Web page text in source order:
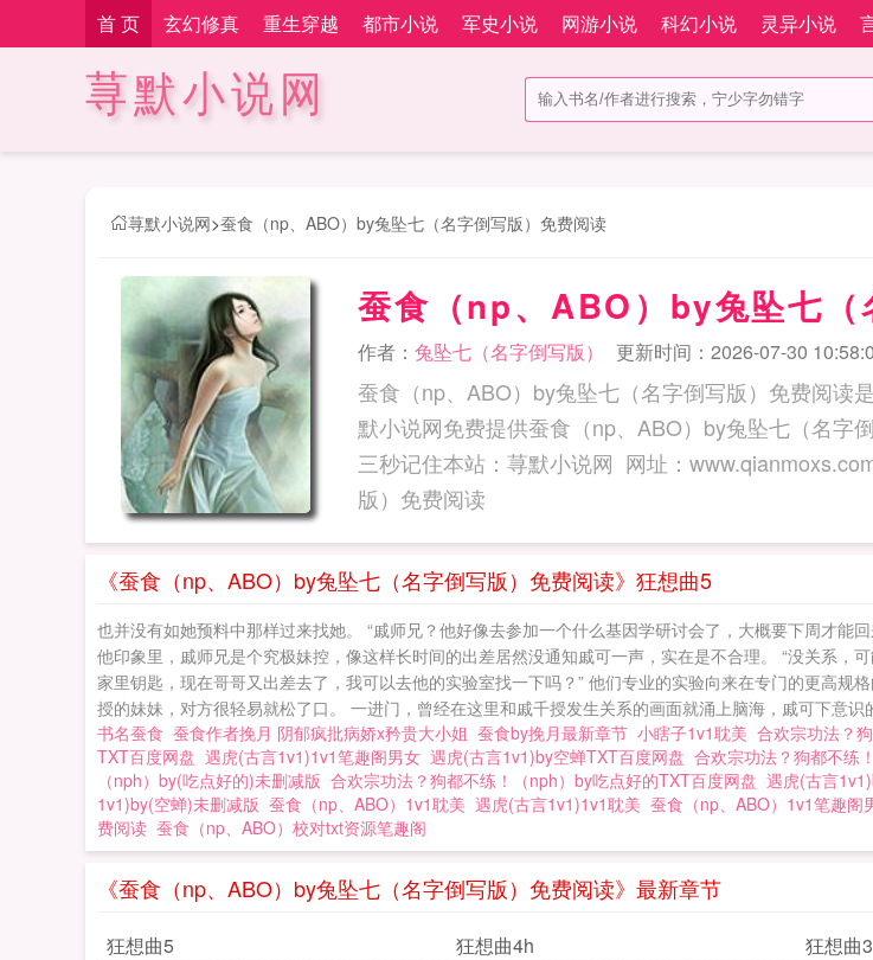
首 页 玄幻修真 重生穿越 都市小说 军史小说 网游小说 科幻小说 灵异小说
荨默小说网
荨默小说网>蚕食（np、ABO）by兔坠七（名字倒写版）免费阅读
蚕食（np、ABO）by兔坠七（
作者： 兔坠七（名字倒写版） 更新时间：2026-07-30
蚕食（np、ABO）by兔坠七（名字倒写版）免费阅读
默小说网免费提供蚕食（np、ABO）by兔坠七（名字
三秒记住本站：荨默小说网 网址：www.qianmoxs.com 蚕食（np、ABO）by兔坠七（名字倒
版）免费阅读
《蚕食（np、ABO）by兔坠七（名字倒写版）免费阅读》狂想曲5
也并没有如她预料中那样过来找她。 “戚师兄？他好像去参加一个什么基因学研讨会了，大概要下周才
他印象里，戚师兄是个究极妹控，像这样长时间的出差居然没通知戚可一声，实在是不合理。 “没关系，
家里钥匙，现在哥哥又出差去了，我可以去他的实验室找一下吗？” 他们专业的实验向来在专门的更高
授的妹妹，对方很轻易就松了口。 一进门，曾经在这里和戚千授发生关系的画面就涌上脑海，戚可下意识
书名蚕食 蚕食作者挽月 阴郁疯批病娇x矜贵大小姐 蚕食by挽月最新章节 小瞎子1v1耽美 合欢宗功法？
TXT百度网盘 遇虎(古言1v1)1v1笔趣阁男女 遇虎(古言1v1)by空蝉TXT百度网盘 合欢宗功法？狗都不练
（nph）by(吃点好的)未删减版 合欢宗功法？狗都不练！（nph）by吃点好的TXT百度网盘 遇虎(古言
1v1)by(空蝉)未删减版 蚕食（np、ABO）1v1耽美 遇虎(古言1v1)1v1耽美 蚕食（np、ABO）1v1笔趣阁
费阅读 蚕食（np、ABO）校对txt资源笔趣阁
《蚕食（np、ABO）by兔坠七（名字倒写版）免费阅读》最新章节
狂想曲5 狂想曲4h 狂想曲3